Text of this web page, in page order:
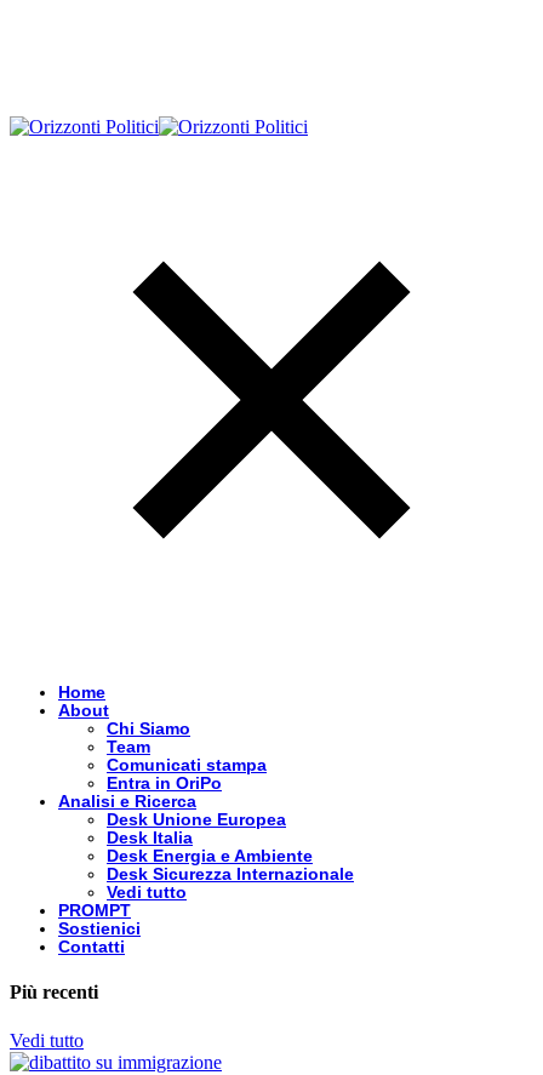
Home
About
Chi Siamo
Team
Comunicati stampa
Entra in OriPo
Analisi e Ricerca
Desk Unione Europea
Desk Italia
Desk Energia e Ambiente
Desk Sicurezza Internazionale
Vedi tutto
PROMPT
Sostienici
Contatti
Più recenti
Vedi tutto